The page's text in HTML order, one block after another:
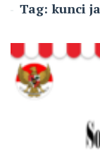
Tag: kunci